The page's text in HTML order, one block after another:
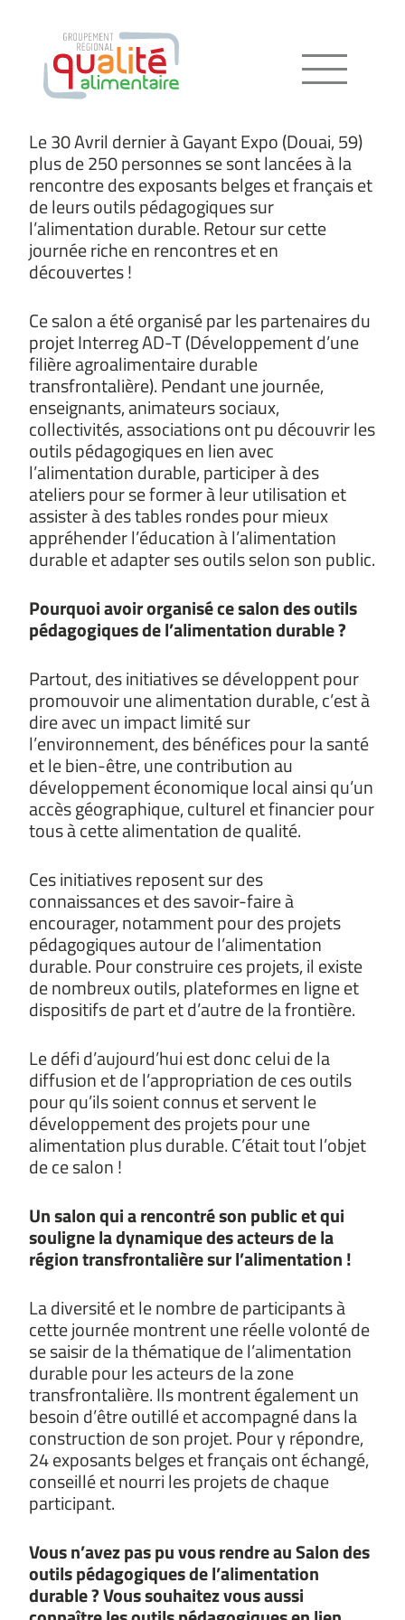
Menu
Le 30 Avril dernier à Gayant Expo (Douai, 59)
plus de 250 personnes se sont lancées à la
rencontre des exposants belges et français et
de leurs outils pédagogiques sur
l’alimentation durable. Retour sur cette
journée riche en rencontres et en
découvertes !
Ce salon a été organisé par les partenaires du
projet Interreg AD-T (Développement d’une
filière agroalimentaire durable
transfrontalière). Pendant une journée,
enseignants, animateurs sociaux,
collectivités, associations ont pu découvrir les
outils pédagogiques en lien avec
l’alimentation durable, participer à des
ateliers pour se former à leur utilisation et
assister à des tables rondes pour mieux
appréhender l’éducation à l’alimentation
durable et adapter ses outils selon son public.
Pourquoi avoir organisé ce salon des outils
pédagogiques de l’alimentation durable ?
Partout, des initiatives se développent pour
promouvoir une alimentation durable, c’est à
dire avec un impact limité sur
l’environnement, des bénéfices pour la santé
et le bien-être, une contribution au
développement économique local ainsi qu’un
accès géographique, culturel et financier pour
tous à cette alimentation de qualité.
Ces initiatives reposent sur des
connaissances et des savoir-faire à
encourager, notamment pour des projets
pédagogiques autour de l’alimentation
durable. Pour construire ces projets, il existe
de nombreux outils, plateformes en ligne et
dispositifs de part et d’autre de la frontière.
Le défi d’aujourd’hui est donc celui de la
diffusion et de l’appropriation de ces outils
pour qu’ils soient connus et servent le
développement des projets pour une
alimentation plus durable. C’était tout l’objet
de ce salon !
Un salon qui a rencontré son public et qui
souligne la dynamique des acteurs de la
région transfrontalière sur l’alimentation !
La diversité et le nombre de participants à
cette journée montrent une réelle volonté de
se saisir de la thématique de l’alimentation
durable pour les acteurs de la zone
transfrontalière. Ils montrent également un
besoin d’être outillé et accompagné dans la
construction de son projet. Pour y répondre,
24 exposants belges et français ont échangé,
conseillé et nourri les projets de chaque
participant.
Vous n’avez pas pu vous rendre au Salon des
outils pédagogiques de l’alimentation
durable ? Vous souhaitez vous aussi